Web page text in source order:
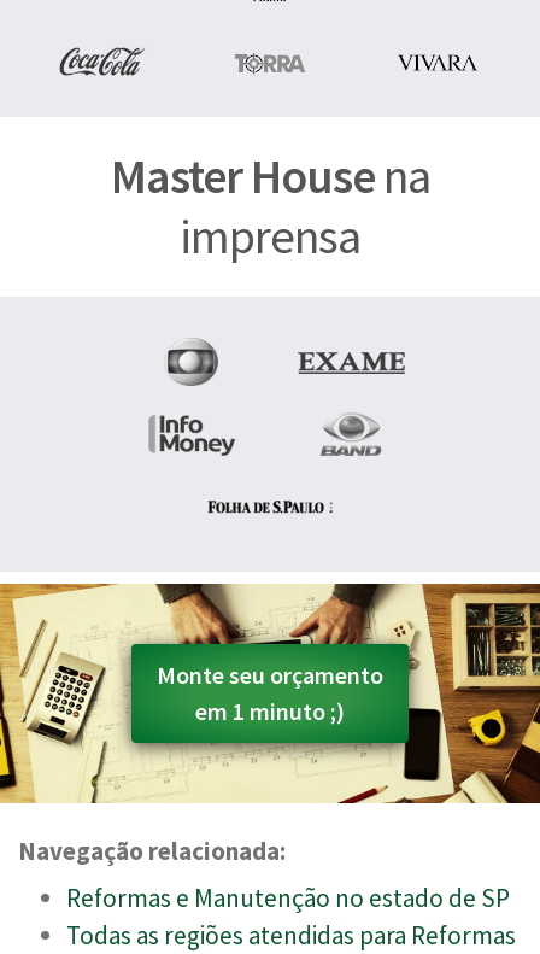
Master Housena
imprensa
Monte seu orçamento
em 1 minuto ;)
Navegação relacionada:
Reformas e Manutenção no estado de SP
Todas as regiões atendidas para Reformas